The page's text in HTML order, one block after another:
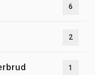
6
2
1